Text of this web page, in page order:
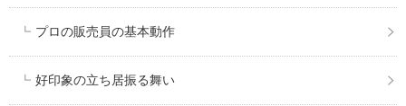
プロの販売員の基本動作
好印象の立ち居振る舞い